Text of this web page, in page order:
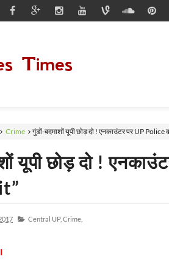
Times
Crime गुंडों-बदमाशों यूपी छोड़ दो ! एनकाउंटर पर UP
यूपी छोड़ दो !
Central UP, Crime,